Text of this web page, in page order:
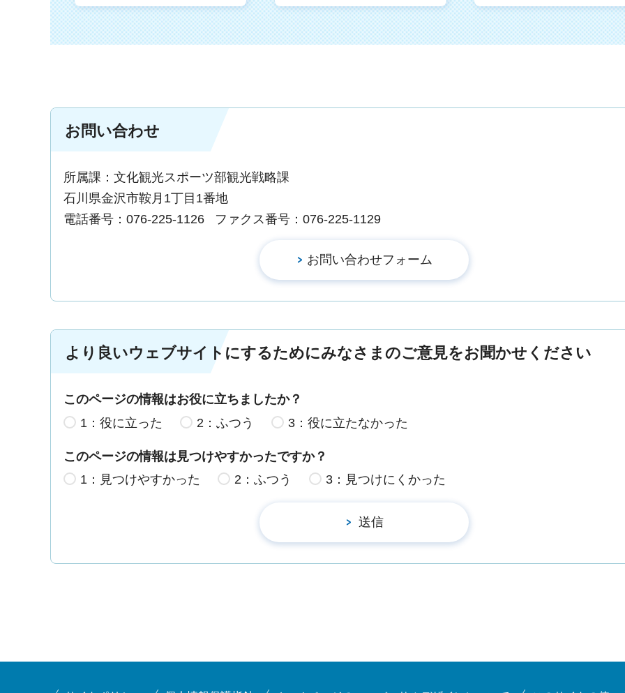
お問い合わせ
所属課：文化観光スポーツ部観光戦略課
石川県金沢市鞍月1丁目1番地
電話番号：076-225-1126
ファクス番号：076-225-1129
より良いウェブサイトにするためにみなさまのご意見をお聞かせください
このページの情報はお役に立ちましたか？
1：役に立った
2：ふつう 3：役に立たなかった
このページの情報は見つけやすかったですか？
1：見つけやすかった
2：ふつう 3：見つけにくかった